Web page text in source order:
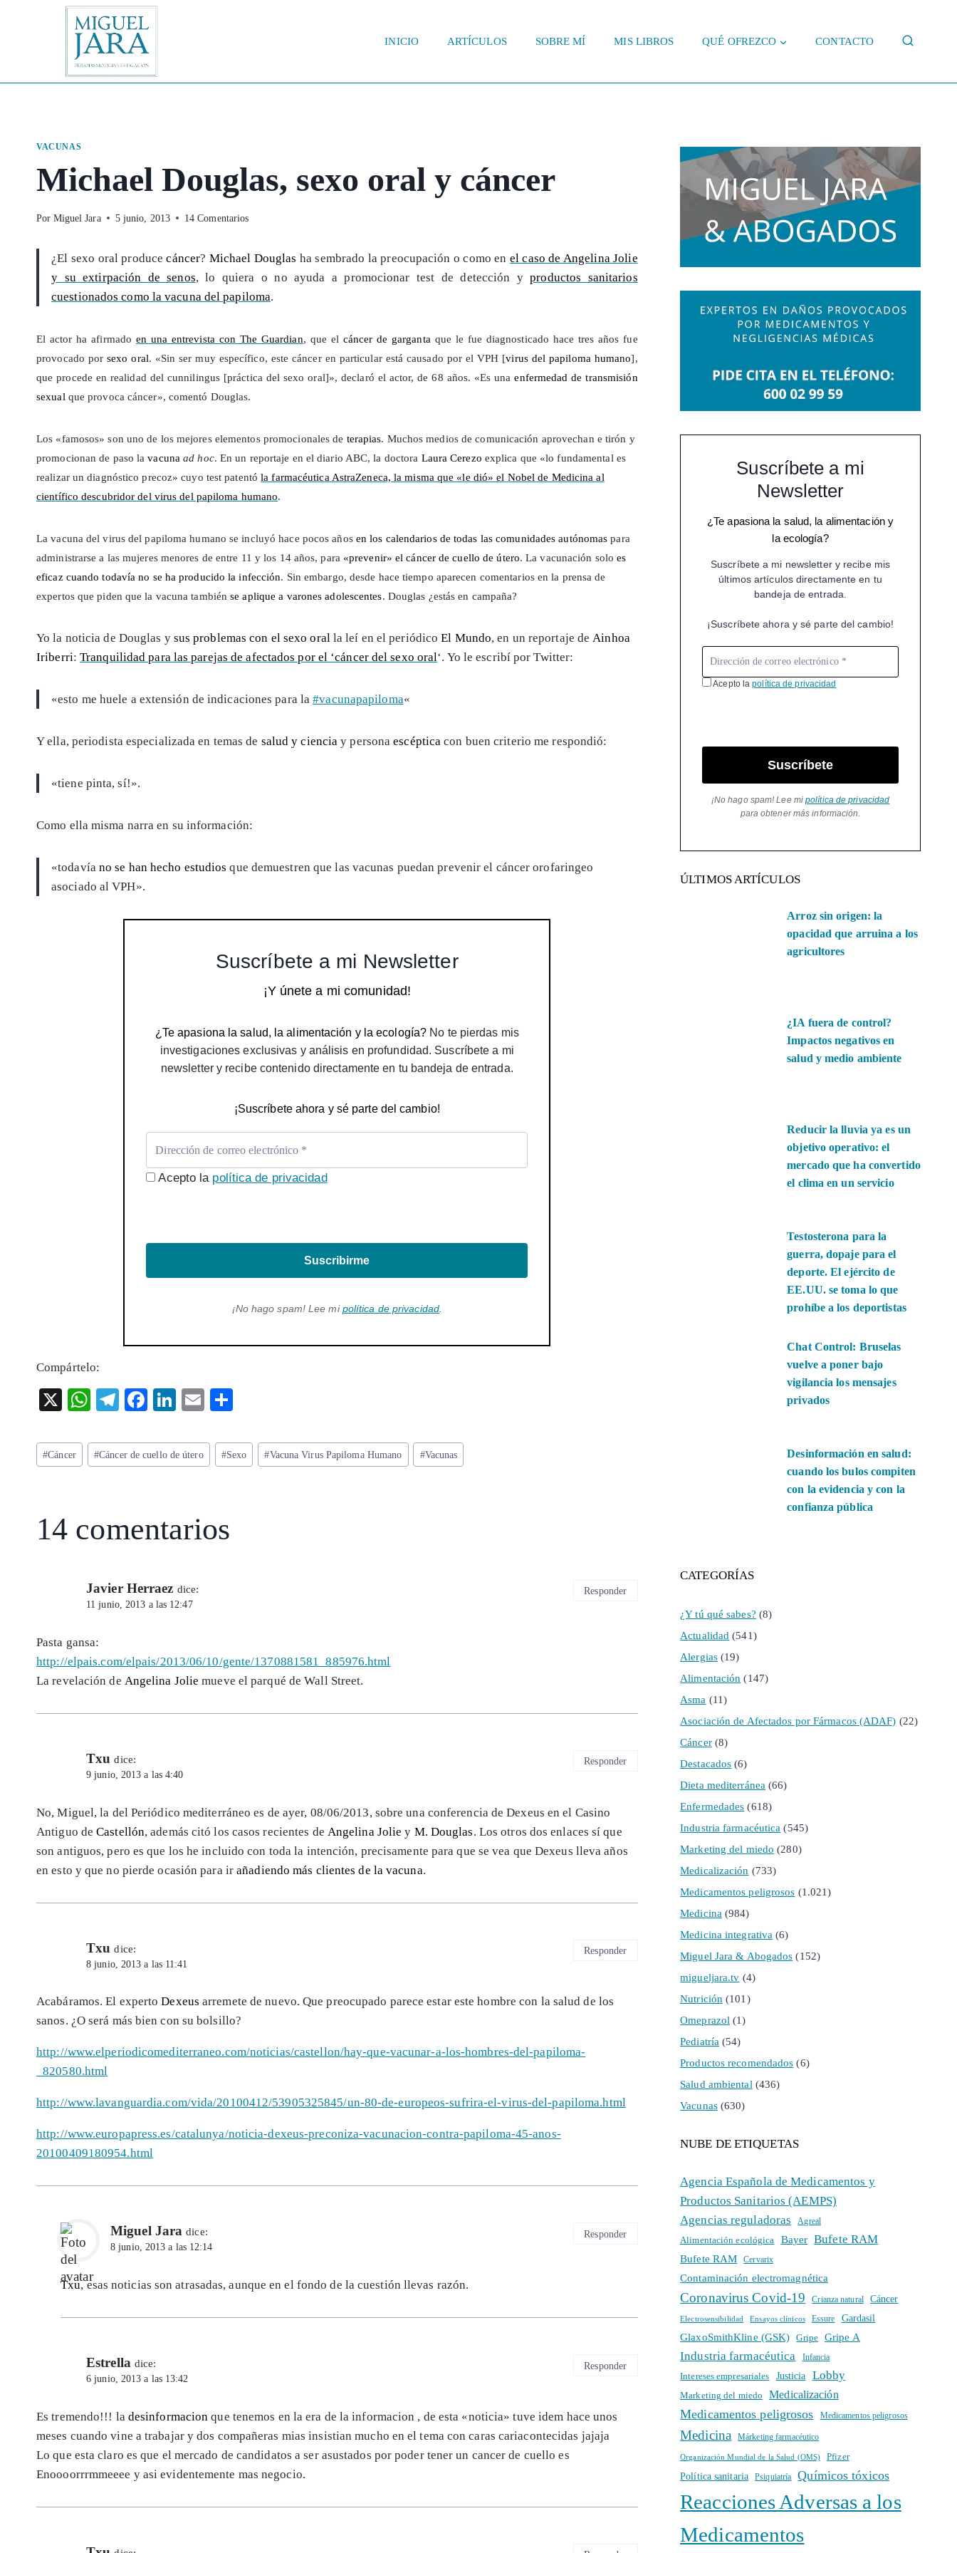
INICIO ARTÍCULOS SOBRE MÍ MIS LIBROS QUÉ OFREZCO CONTACTO
VACUNAS
Michael Douglas, sexo oral y cáncer
Por Miguel Jara 5 junio, 2013 14 Comentarios
¿El sexo oral producecáncer? Michael Douglas ha sembrado la preocupación o como en el caso de Angelina Jolie
y su extirpación de senos, lo quiera o no ayuda a promocionar test de detección yproductos sanitarios
cuestionados como la vacuna del papiloma.
El actor ha afirmado en una entrevista con The Guardian, que el cáncer de garganta que le fue diagnosticado hace tres años fue
provocado porsexo oral. «Sin ser muy específico, este cáncer en particular está causado por el VPH [virus del papiloma humano],
que procede en realidad del cunnilingus [práctica del sexo oral]», declaró el actor, de 68 años. «Es unaenfermedad de transmisión
sexual que provoca cáncer», comentó Douglas.
Los «famosos» son uno de los mejores elementos promocionales de terapias. Muchos medios de comunicación aprovechan e tirón y
promocionan de paso lavacuna ad hoc. En un reportaje en el diario ABC, la doctora Laura Cerezo explica que «lo fundamental es
realizar un diagnóstico precoz» cuyo test patentóla farmacéutica AstraZeneca, la misma que «le dió» el Nobel de Medicina al
científico descubridor del virus del papiloma humano.
La vacuna del virus del papiloma humano se incluyó hace pocos años en los calendarios de todas las comunidades autónomas para
administrarse a las mujeres menores de entre 11 y los 14 años, para «prevenir» el cáncer de cuello de útero. La vacunación soloes
eficaz cuando todavía no se ha producido la infección. Sin embargo, desde hace tiempo aparecen comentarios en la prensa de
expertos que piden que la vacuna tambiénse aplique a varones adolescentes. Douglas ¿estás en campaña?
Yo la noticia de Douglas y sus problemas con el sexo oral la leí en el periódicoEl Mundo, en un reportaje de Ainhoa
Iriberri:Tranquilidad para las parejas de afectados por el ‘cáncer del sexo oral‘. Yo le escribí por Twitter:
«esto me huele a extensión de indicaciones para la#vacunapapiloma«
Y ella, periodista especializada en temas de salud y ciencia y personaescéptica con buen criterio me respondió:
«tiene pinta, sí!».
Como ella misma narra en su información:
«todavía no se han hecho estudios que demuestren que las vacunas puedan prevenir el cáncer orofaringeo
asociado al VPH».
Suscríbete a mi Newsletter
¡Y únete a mi comunidad!
¿Te apasiona la salud, la alimentación y la ecología? No te pierdas mis
investigaciones exclusivas y análisis en profundidad. Suscríbete a mi
newsletter y recibe contenido directamente en tu bandeja de entrada.
¡Suscríbete ahora y sé parte del cambio!
Acepto la política de privacidad
Suscribirme
¡No hago spam! Lee mipolítica de privacidad
Compártelo:
X
W
ts
A
T
eg
ra
F
eb
o
Li
ke
dI
E
ai
l
re
Etiquetas
de
#Cáncer #Cáncer de cuello de útero #Sexo #Vacuna Virus Papiloma Humano #Vacunas
14 comentarios
Javier Herraez dice:
11 junio, 2013 a las 12:47
Pasta gansa:
http://elpais.com/elpais/2013/06/10/gente/1370881581_885976.html
La revelación de Angelina Jolie mueve el parqué de Wall Street.
Responder
Txu dice:
9 junio, 2013 a las 4:40
No, Miguel, la del Periódico mediterráneo es de ayer, 08/06/2013, sobre una conferencia de Dexeus en el Casino
Antiguo deCastellón, además citó los casos recientes de Angelina Jolie y M. Douglas. Los otros dos enlaces sí que
son antiguos, pero es que los he incluido con toda la intención, precisamente para que se vea que Dexeus lleva años
en esto y que no pierde ocasión para irañadiendo más clientes de la vacuna.
Responder
Txu dice:
8 junio, 2013 a las 11:41
Acabáramos. El expertoDexeusarremete de nuevo. Que preocupado parece estar este hombre con la salud de los
sanos. ¿O será más bien con su bolsillo?
http://www.elperiodicomediterraneo.com/noticias/castellon/hay-que-vacunar-a-los-hombres-del-papiloma-
_820580.html
http://www.lavanguardia.com/vida/20100412/53905325845/un-80-de-europeos-sufrira-el-virus-del-papiloma.html
http://www.europapress.es/catalunya/noticia-dexeus-preconiza-vacunacion-contra-papiloma-45-anos-
20100409180954.html
Responder
Miguel Jara dice:
8 junio, 2013 a las 12:14
Txu, esas noticias son atrasadas, aunque en el fondo de la cuestión llevas razón.
Responder
Estrella dice:
6 junio, 2013 a las 13:42
Es tremendo!!! la desinformacionque tenemos en la era de la informacion , de esta «noticia» tuve idem hace unos
meses cuando vine a trabajar y dos compañeras mias insistian mucho en el tema con caras cariacontecidas jajaja
Lo que esta claro es que el mercado de candidatos a ser asustados por poder tener un cancer de cuello es
Enoooorrrmmeeee y asi evidentemente mas negocio.
Responder
Suscríbete a mi
Newsletter
¿Te apasiona la salud, la alimentación y
la ecología?
Suscríbete a mi newsletter y recibe mis
últimos artículos directamente en tu
bandeja de entrada.
¡Suscríbete ahora y sé parte del cambio!
Acepto lapolítica de privacidad
Suscríbete
¡No hago spam! Lee mipolítica de privacidad
para obtener más información.
ÚLTIMOS ARTÍCULOS
Arroz sin origen: la
opacidad que arruina a los
agricultores
¿IA fuera de control?
Impactos negativos en
salud y medio ambiente
Reducir la lluvia ya es un
objetivo operativo: el
mercado que ha convertido
el clima en un servicio
Testosterona para la
guerra, dopaje para el
deporte. El ejército de
EE.UU. se toma lo que
prohíbe a los deportistas
Chat Control: Bruselas
vuelve a poner bajo
vigilancia los mensajes
privados
Desinformación en salud:
cuando los bulos compiten
con la evidencia y con la
confianza pública
CATEGORÍAS
¿Y tú qué sabes? (8)
Actualidad (541)
Alergias(19)
Alimentación (147)
Asma (11)
Asociación de Afectados por Fármacos (ADAF) (22)
Cáncer(8)
Destacados (6)
Dieta mediterránea (66)
Enfermedades (618)
Industria farmacéutica (545)
Marketing del miedo (280)
Medicalización (733)
Medicamentos peligrosos (1.021)
Medicina (984)
Medicina integrativa (6)
Miguel Jara & Abogados (152)
migueljara.tv (4)
Nutrición (101)
Omeprazol (1)
Pediatría (54)
Productos recomendados (6)
Salud ambiental (436)
Vacunas(630)
NUBE DE ETIQUETAS
Agencia Española de Medicamentos y
Productos Sanitarios (AEMPS)
Agencias reguladoras
Agreal
Alimentación ecológica Bayer Bufete RAM
Bufete RAM Cervarix
Contaminación electromagnética
Coronavirus Covid-19 Crianza natural Cáncer
Electrosensibilidad Ensayos clínicos Essure Gardasil
GlaxoSmithKline (GSK) Gripe Gripe A
Industria farmacéutica Infancia
Intereses empresariales Justicia Lobby
Marketing del miedo Medicalización
Medicamentos peligrosos Medicamentos peligrosos
Medicina Márketing farmacéutico
Organización Mundial de la Salud (OMS) Pfizer
Política sanitaria Psiquiatría Químicos tóxicos
Reacciones Adversas a los
Medicamentos